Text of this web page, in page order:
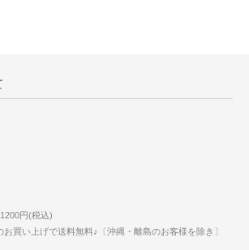
円(税込)
買い上げで送料無料♪〔沖縄・離島のお客様を除き〕